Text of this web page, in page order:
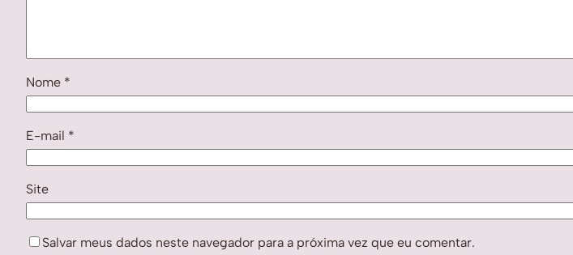
Nome *
E-mail *
Site
Salvar meus dados neste navegador para a próxima vez que eu comentar.